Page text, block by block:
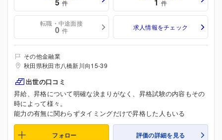
件 件
転職・中途面接
0 件 求人情報をチェック
その他金融業
秋田県秋田市八橋新川向15-39
出世の口コミ
昇給、昇格について明確な決まりがなく、昇格試験の内容もその
時によって様々。
能力の有無に関わらずタイミングだけで昇格した人もいる
フォロー 評価の詳細を見る